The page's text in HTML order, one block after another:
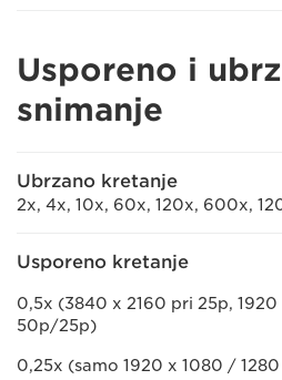
Usporeno i
snimanje
Ubrzano kretanje
2x, 4x, 10x, 60x, 120x, 600x,
Usporeno kretanje
0,5x (3840 x 2160 pri 25p,
50p/25p)
0,25x (samo 1920 x 1080 /